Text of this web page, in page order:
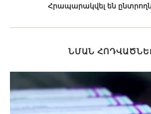
Հրապարակվել են
ՆՄԱՆ